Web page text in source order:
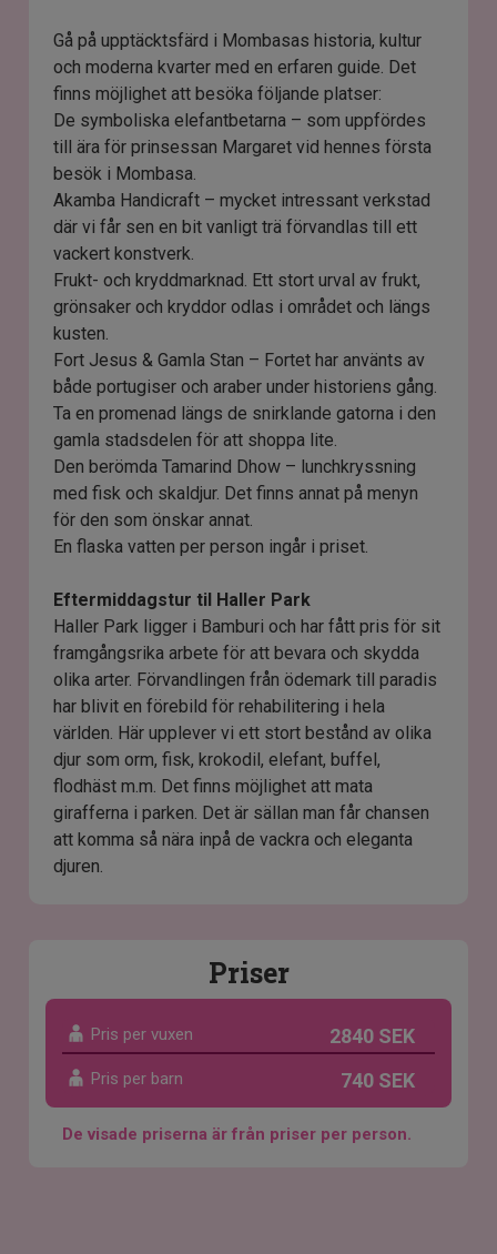
Gå på upptäcktsfärd i Mombasas historia, kultur
och moderna kvarter med en erfaren guide. Det
finns möjlighet att besöka följande platser:
De symboliska elefantbetarna – som uppfördes
till ära för prinsessan Margaret vid hennes första
besök i Mombasa.
Akamba Handicraft – mycket intressant verkstad
där vi får sen en bit vanligt trä förvandlas till ett
vackert konstverk.
Frukt- och kryddmarknad. Ett stort urval av frukt,
grönsaker och kryddor odlas i området och längs
kusten.
Fort Jesus & Gamla Stan – Fortet har använts av
både portugiser och araber under historiens gång.
Ta en promenad längs de snirklande gatorna i den
gamla stadsdelen för att shoppa lite.
Den berömda Tamarind Dhow – lunchkryssning
med fisk och skaldjur. Det finns annat på menyn
för den som önskar annat.
En flaska vatten per person ingår i priset.
Eftermiddagstur til Haller Park
Haller Park ligger i Bamburi och har fått pris för sit
framgångsrika arbete för att bevara och skydda
olika arter. Förvandlingen från ödemark till paradis
har blivit en förebild för rehabilitering i hela
världen. Här upplever vi ett stort bestånd av olika
djur som orm, fisk, krokodil, elefant, buffel,
flodhäst m.m. Det finns möjlighet att mata
girafferna i parken. Det är sällan man får chansen
att komma så nära inpå de vackra och eleganta
djuren.
Priser
Pris per vuxen 2840 SEK
Pris per barn 740 SEK
De visade priserna är från priser per person.